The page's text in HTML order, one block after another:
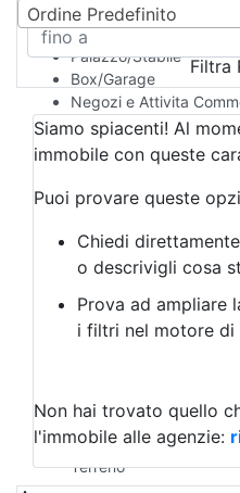
Camera d'Albergo
Multiproprietà
Palazzo/Stabile
Box/Garage
Negozi e Attivita
Qualsiasi
Attività/Licenza
Azienda Agricola
Bar/Ristorante
Albergo
Laboratorio Artigianale
Negozio/locale
Agriturismo
Magazzini
Qualsiasi
Terreno edificabile
Terreno
Ordine Predefinito
Filtra
Siamo spiacenti! Al
immobile con queste
Puoi provare queste
Chiedi
o descrivigli cosa
Prova ad ampliare
i filtri nel motore di
Non hai trovato quello
l'immobile alle agenzie: